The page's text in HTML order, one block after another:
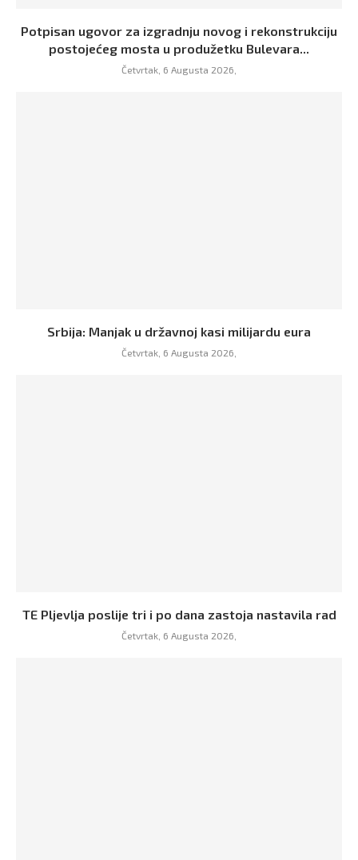
Potpisan ugovor za izgradnju novog i rekonstrukciju
postojećeg mosta u produžetku Bulevara...
Četvrtak, 6 Augusta 2026,
Srbija: Manjak u državnoj kasi milijardu eura
Četvrtak, 6 Augusta 2026,
TE Pljevlja poslije tri i po dana zastoja nastavila rad
Četvrtak, 6 Augusta 2026,